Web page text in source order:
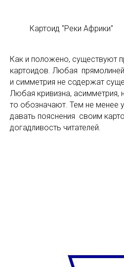
Картоид "Реки Африки"
Как и положено, существуют
картоидов. Любая
и симметрия не содержат
Любая кривизна, асимметрия,
то обозначают. Тем не менее
давать пояснения своим
догадливость читателей.